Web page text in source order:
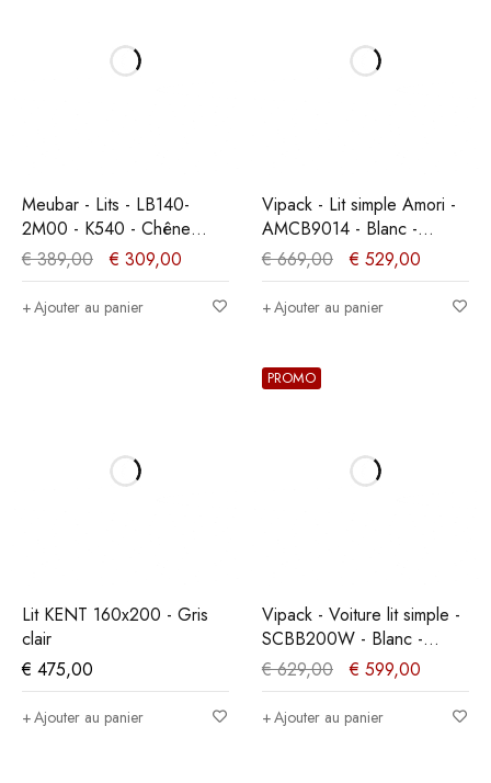
Meubar - Lits - LB140-
2M00 - K540 - Chêne
millénaire clair -
140x89x200cm
€389,00 € 309,00
Ajouter au panier
Vipack - Lit simple Amori -
AMCB9014 - Blanc -
98,7x171,7x213cm
€669,00 € 529,00
Ajouter au panier
Lit KENT 160x200 - Gris
clair
€ 475,00
Ajouter au panier
PROMO
Vipack - Voiture lit simple -
SCBB200W - Blanc -
111x65,2x200cm
€629,00 € 599,00
Ajouter au panier